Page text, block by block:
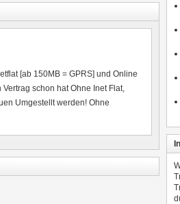
[ab 150MB = GPRS] und Online
schon hat Ohne Inet Flat,
Umgestellt werden! Ohne